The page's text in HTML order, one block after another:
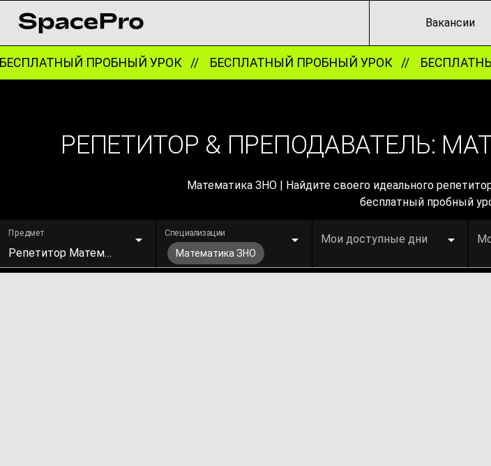
Вакансии
ПРОБНЫЙ УРОК //БЕСПЛАТНЫЙ ПРОБНЫЙ УРОК //
РЕПЕТИТОР & ПРЕПОДАВАТЕЛЬ:
Математика ЗНО | Найдите своего идеального
бесплатный пробный
Предмет
Репетитор Математики
Специализации
Математика ЗНО
Мои доступные дни